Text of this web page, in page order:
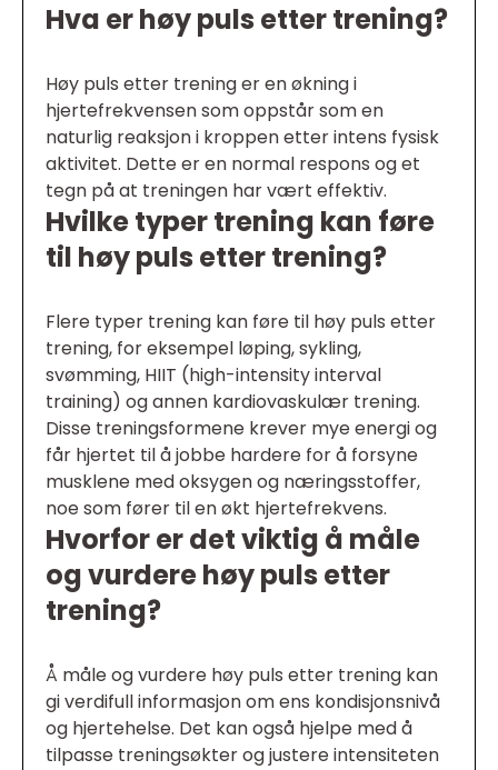
Hva er høy puls etter trening?
Høy puls etter trening er en økning i
hjertefrekvensen som oppstår som en
naturlig reaksjon i kroppen etter intens fysisk
aktivitet. Dette er en normal respons og et
tegn på at treningen har vært effektiv.
Hvilke typer trening kan føre
til høy puls etter trening?
Flere typer trening kan føre til høy puls etter
trening, for eksempel løping, sykling,
svømming, HIIT (high-intensity interval
training) og annen kardiovaskulær trening.
Disse treningsformene krever mye energi og
får hjertet til å jobbe hardere for å forsyne
musklene med oksygen og næringsstoffer,
noe som fører til en økt hjertefrekvens.
Hvorfor er det viktig å måle
og vurdere høy puls etter
trening?
Å måle og vurdere høy puls etter trening kan
gi verdifull informasjon om ens kondisjonsnivå
og hjertehelse. Det kan også hjelpe med å
tilpasse treningsøkter og justere intensiteten